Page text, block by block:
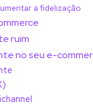
a fidelização
ruim
no seu e-